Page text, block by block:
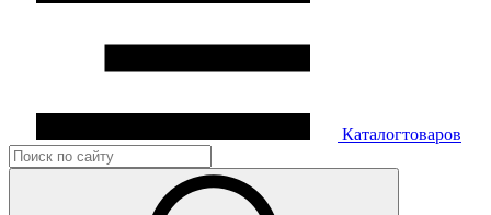
Каталогтоваров